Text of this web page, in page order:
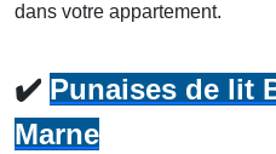
dans votre appartement.
✔️ Punaises de lit
Marne